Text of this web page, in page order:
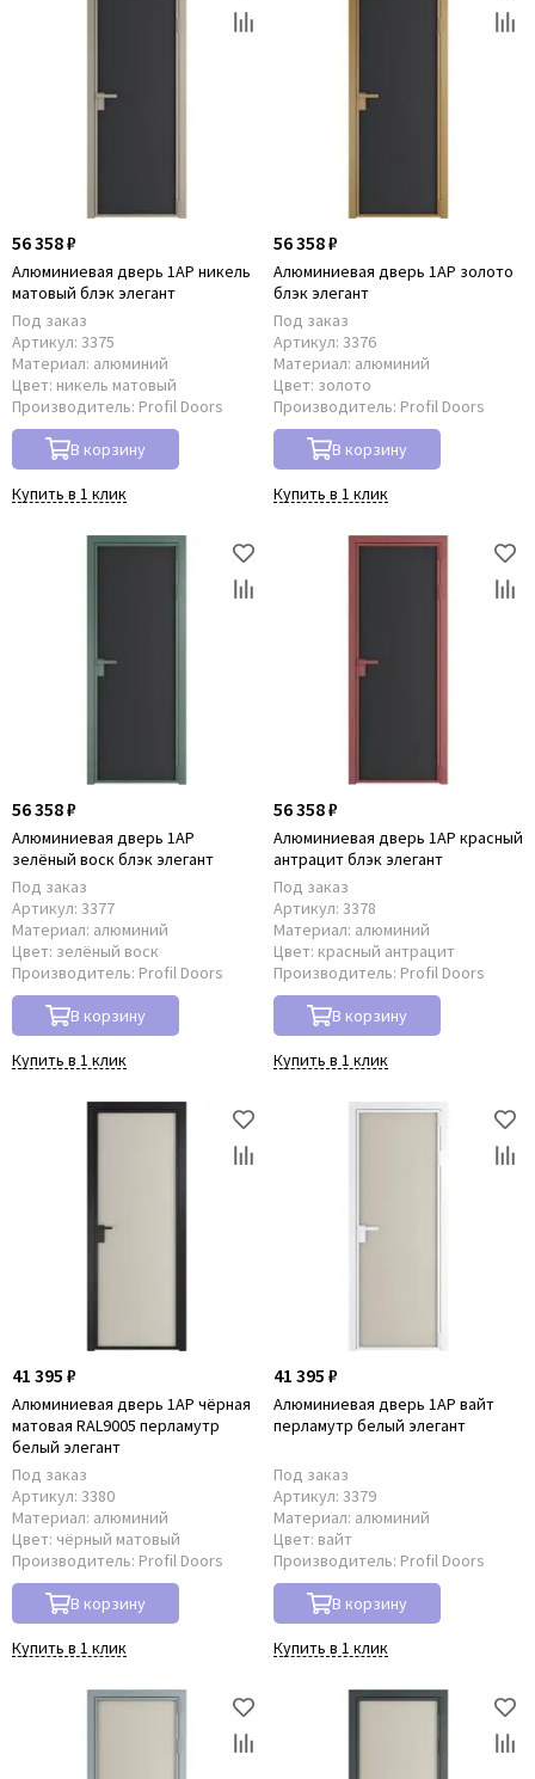
56 358 ₽
Алюминиевая дверь 1AP никель
матовый блэк элегант
Под заказ
Артикул: 3375
Материал: алюминий
Цвет: никель матовый
Производитель: Profil Doors
В корзину
Купить в 1 клик
56 358 ₽
Алюминиевая дверь 1AP золото
блэк элегант
Под заказ
Артикул: 3376
Материал: алюминий
Цвет: золото
Производитель: Profil Doors
В корзину
Купить в 1 клик
56 358 ₽
Алюминиевая дверь 1AP
зелёный воск блэк элегант
Под заказ
Артикул: 3377
Материал: алюминий
Цвет: зелёный воск
Производитель: Profil Doors
В корзину
Купить в 1 клик
56 358 ₽
Алюминиевая дверь 1AP красный
антрацит блэк элегант
Под заказ
Артикул: 3378
Материал: алюминий
Цвет: красный антрацит
Производитель: Profil Doors
В корзину
Купить в 1 клик
41 395 ₽
Алюминиевая дверь 1AP чёрная
матовая RAL9005 перламутр
белый элегант
Под заказ
Артикул: 3380
Материал: алюминий
Цвет: чёрный матовый
Производитель: Profil Doors
В корзину
Купить в 1 клик
41 395 ₽
Алюминиевая дверь 1AP вайт
перламутр белый элегант
Под заказ
Артикул: 3379
Материал: алюминий
Цвет: вайт
Производитель: Profil Doors
В корзину
Купить в 1 клик